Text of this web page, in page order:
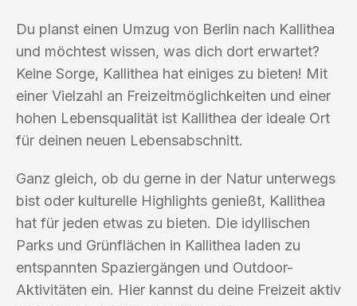
Du planst einen Umzug von Berlin nach Kallithea
und möchtest wissen, was dich dort erwartet?
Keine Sorge, Kallithea hat einiges zu bieten! Mit
einer Vielzahl an Freizeitmöglichkeiten und einer
hohen Lebensqualität ist Kallithea der ideale Ort
für deinen neuen Lebensabschnitt.
Ganz gleich, ob du gerne in der Natur unterwegs
bist oder kulturelle Highlights genießt, Kallithea
hat für jeden etwas zu bieten. Die idyllischen
Parks und Grünflächen in Kallithea laden zu
entspannten Spaziergängen und Outdoor-
Aktivitäten ein. Hier kannst du deine Freizeit aktiv